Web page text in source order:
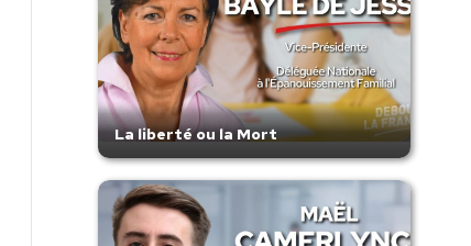
La liberté ou la Mort